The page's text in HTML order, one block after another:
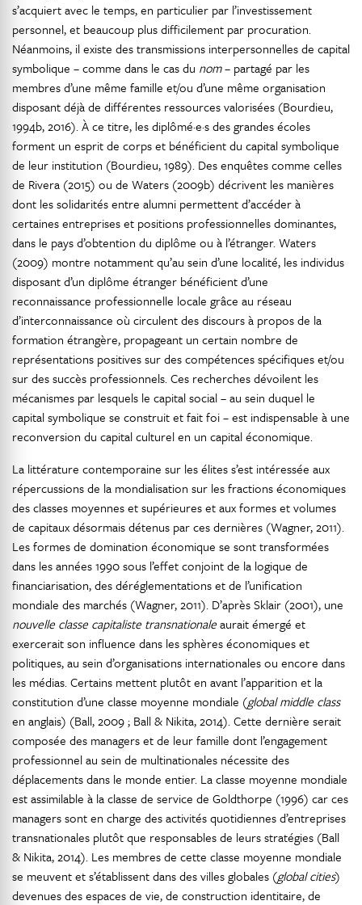
s’acquiert avec le temps, en particulier par l’investissement
personnel, et beaucoup plus difficilement par procuration.
Néanmoins, il existe des transmissions interpersonnelles de capital
symbolique – comme dans le cas du nom– partagé par les
membres d’une même famille et/ou d’une même organisation
disposant déjà de différentes ressources valorisées (Bourdieu,
1994b, 2016). À ce titre, les diplômé·e·s des grandes écoles
forment un esprit de corps et bénéficient du capital symbolique
de leur institution (Bourdieu, 1989). Des enquêtes comme celles
de Rivera (2015) ou de Waters (2009b) décrivent les manières
dont les solidarités entre alumni permettent d’accéder à
certaines entreprises et positions professionnelles dominantes,
dans le pays d’obtention du diplôme ou à l’étranger. Waters
(2009) montre notamment qu’au sein d’une localité, les individus
disposant d’un diplôme étranger bénéficient d’une
reconnaissance professionnelle locale grâce au réseau
d’interconnaissance où circulent des discours à propos de la
formation étrangère, propageant un certain nombre de
représentations positives sur des compétences spécifiques et/ou
sur des succès professionnels. Ces recherches dévoilent les
mécanismes par lesquels le capital social – au sein duquel le
capital symbolique se construit et fait foi – est indispensable à une
reconversion du capital culturel en un capital économique.
La littérature contemporaine sur les élites s’est intéressée aux
répercussions de la mondialisation sur les fractions économiques
des classes moyennes et supérieures et aux formes et volumes
de capitaux désormais détenus par ces dernières (Wagner, 2011).
Les formes de domination économique se sont transformées
dans les années 1990 sous l’effet conjoint de la logique de
financiarisation, des déréglementations et de l’unification
mondiale des marchés (Wagner, 2011). D’après Sklair (2001), une
nouvelle classe capitaliste transnationaleaurait émergé et
exercerait son influence dans les sphères économiques et
politiques, au sein d’organisations internationales ou encore dans
les médias. Certains mettent plutôt en avant l’apparition et la
constitution d’une classe moyenne mondiale (global middle class
en anglais) (Ball, 2009 ; Ball & Nikita, 2014). Cette dernière serait
composée des managers et de leur famille dont l’engagement
professionnel au sein de multinationales nécessite des
déplacements dans le monde entier. La classe moyenne mondiale
est assimilable à la classe de service de Goldthorpe (1996) car ces
managers sont en charge des activités quotidiennes d’entreprises
transnationales plutôt que responsables de leurs stratégies (Ball
& Nikita, 2014). Les membres de cette classe moyenne mondiale
se meuvent et s’établissent dans des villes globales (global cities)
devenues des espaces de vie, de construction identitaire, de